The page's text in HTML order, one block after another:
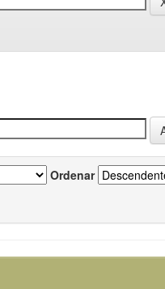
Ordenar